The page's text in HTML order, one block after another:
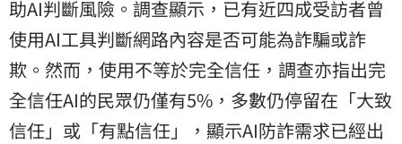
助AI判斷風險。調查顯示，已有近四成受訪者曾
使用AI工具判斷網路內容是否可能為詐騙或詐
欺。然而，使用不等於完全信任，調查亦指出完
全信任AI的民眾仍僅有5%，多數仍停留在「大致
信任」或「有點信任」，顯示AI防詐需求已經出